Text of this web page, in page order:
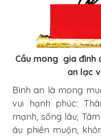
Cầu mong gia đình
an lạc
Bình an là mong
vui hạnh phúc:
mạnh, sống lâu;
âu phiền muộn,